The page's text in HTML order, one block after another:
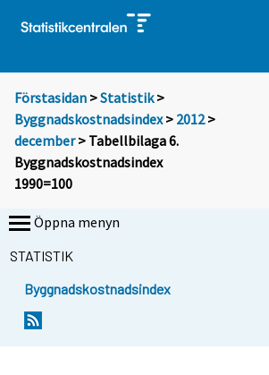
Förstasidan >Statistik >
Byggnadskostnadsindex> 2012>
december> Tabellbilaga 6.
Byggnadskostnadsindex
1990=100
Öppna menyn
STATISTIK
Byggnadskostnadsindex